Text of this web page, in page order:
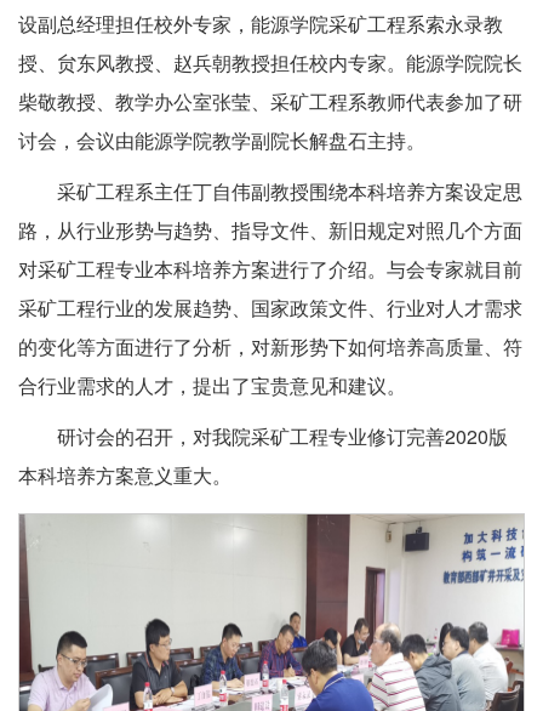
设副总经理担任校外专家，能源学院采矿工程系索永录教
授、贠东风教授、赵兵朝教授担任校内专家。能源学院院长
柴敬教授、教学办公室张莹、采矿工程系教师代表参加了研
讨会，会议由能源学院教学副院长解盘石主持。
采矿工程系主任丁自伟副教授围绕本科培养方案设定思
路，从行业形势与趋势、指导文件、新旧规定对照几个方面
对采矿工程专业本科培养方案进行了介绍。与会专家就目前
采矿工程行业的发展趋势、国家政策文件、行业对人才需求
的变化等方面进行了分析，对新形势下如何培养高质量、符
合行业需求的人才，提出了宝贵意见和建议。
研讨会的召开，对我院采矿工程专业修订完善2020版
本科培养方案意义重大。